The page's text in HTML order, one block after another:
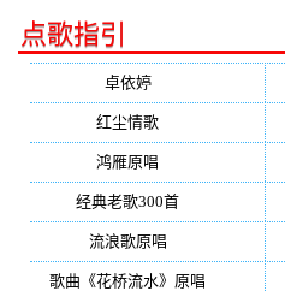
点歌指引
卓依婷(350)
红尘情歌
鸿雁原唱
经典老歌300首
流浪歌原唱
歌曲《花桥流水》原唱